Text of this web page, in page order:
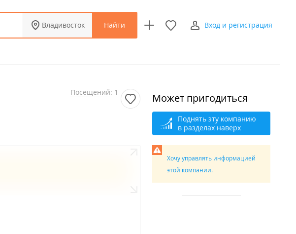
Владивосток Найти Вход и регистрация
Посещений: 1 Может пригодиться
Поднять эту компанию
в разделах наверх
Хочу управлять информацией
этой компании.